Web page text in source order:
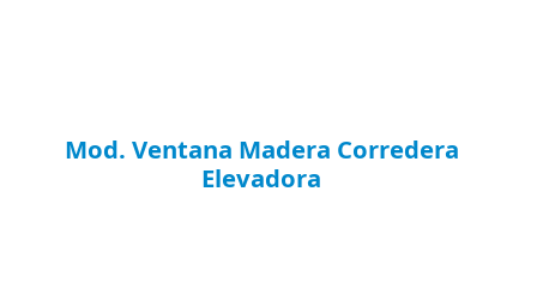
Mod. Ventana Madera Corredera
Elevadora